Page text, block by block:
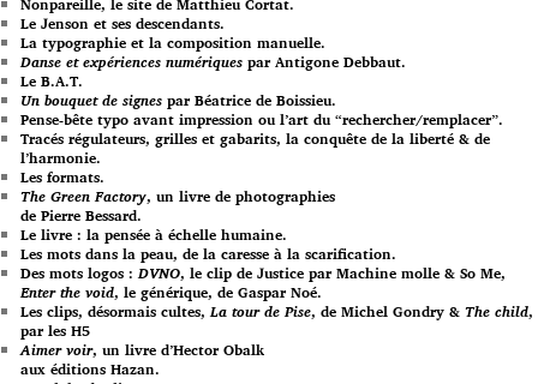
Le Jenson et ses descendants.
La typographie et la composition manuelle.
Danse et expériences numériques par Antigone Debbaut.
Le B.A.T.
Un bouquet de signes par Béatrice de Boissieu.
Pense-bête typo avant impression ou l’art du “rechercher/remplacer”.
Tracés régulateurs, grilles et gabarits, la conquête de la liberté & de
l’harmonie.
Les formats.
The Green Factory, un livre de photographies
de Pierre Bessard.
Le livre : la pensée à échelle humaine.
Les mots dans la peau, de la caresse à la scarification.
Des mots logos :DVNO, le clip de Justice par Machine molle & So Me,
Enter the void, le générique, de Gaspar Noé.
Les clips, désormais cultes,La tour de Pise, de Michel Gondry & The child,
par les H5
Aimer voir, un livre d’Hector Obalk
aux éditions Hazan.